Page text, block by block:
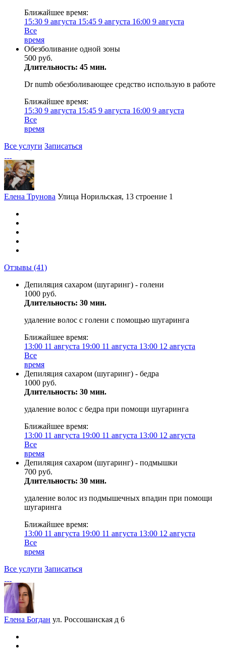
Ближайшее время:
15:30 9 августа 15:45 9 августа 16:00 9 августа
Все
время
Обезболивание одной зоны
500 руб.
Длительность: 45 мин.
Dr numb обезболивающее средство использую в работе
Ближайшее время:
15:30 9 августа 15:45 9 августа 16:00 9 августа
Все
время
Все услуги Записаться
Елена Трунова Улица Норильская, 13 строение 1
Отзывы (41)
Депиляция сахаром (шугаринг) - голени
1000 руб.
Длительность: 30 мин.
удаление волос с голени с помощью шугаринга
Ближайшее время:
13:00 11 августа 19:00 11 августа 13:00 12 августа
Все
время
Депиляция сахаром (шугаринг) - бедра
1000 руб.
Длительность: 30 мин.
удаление волос с бедра при помощи шугаринга
Ближайшее время:
13:00 11 августа 19:00 11 августа 13:00 12 августа
Все
время
Депиляция сахаром (шугаринг) - подмышки
700 руб.
Длительность: 30 мин.
удаление волос из подмышечных впадин при помощи
шугаринга
Ближайшее время:
13:00 11 августа 19:00 11 августа 13:00 12 августа
Все
время
Все услуги Записаться
Елена Богдан ул. Россошанская д 6